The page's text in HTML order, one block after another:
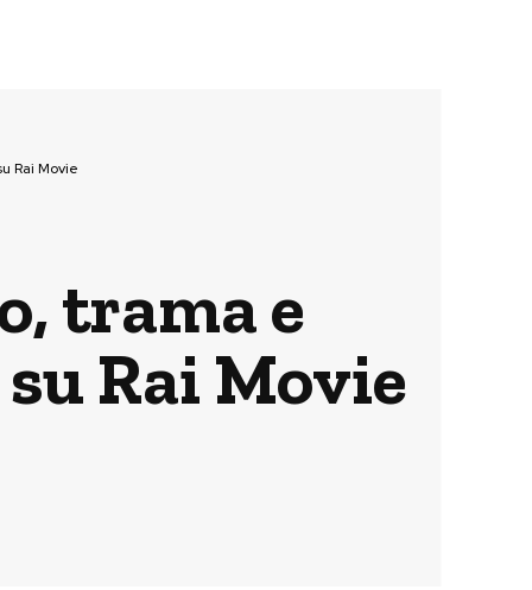
Rai Movie
trama e
Rai Movie